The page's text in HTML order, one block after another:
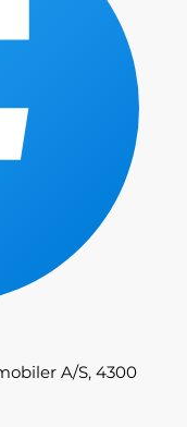
A/S, 4300